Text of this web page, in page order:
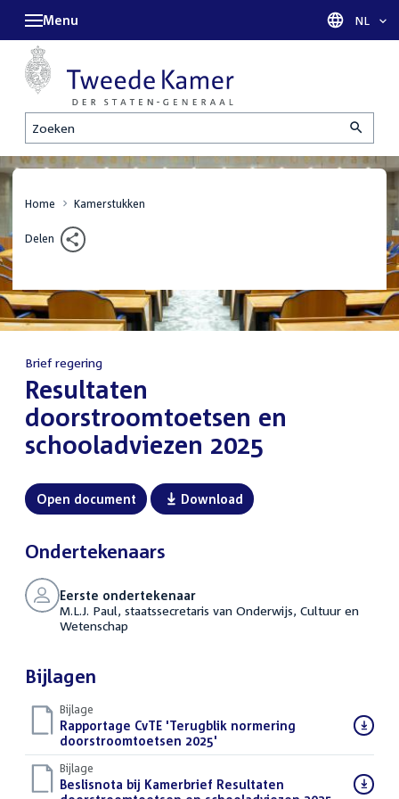
Zoeken
Menu Taal
NL
Home Kamerstukken
Delen
Brief regering
:Resultaten
doorstroomtoetsen en
schooladviezen 2025
Open document Download
Ondertekenaars
Eerste ondertekenaar
M.L.J. Paul, staatssecretaris van Onderwijs, Cultuur en
Wetenschap
Bijlagen
Bijlage
Download
bestand:
Rapportage CvTE 'Terugblik normering
doorstroomtoetsen 2025'
Bijlage
Download
Beslisnota bij Kamerbrief Resultaten